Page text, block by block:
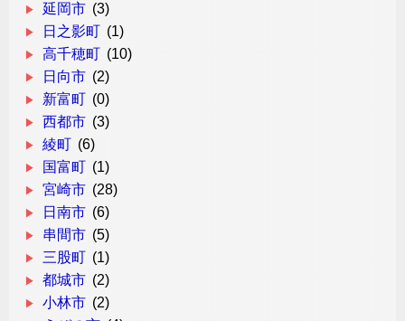
延岡市 (3)
日之影町 (1)
高千穂町 (10)
日向市 (2)
新富町 (0)
西都市 (3)
綾町 (6)
国富町 (1)
宮崎市 (28)
日南市 (6)
串間市 (5)
三股町 (1)
都城市 (2)
小林市 (2)